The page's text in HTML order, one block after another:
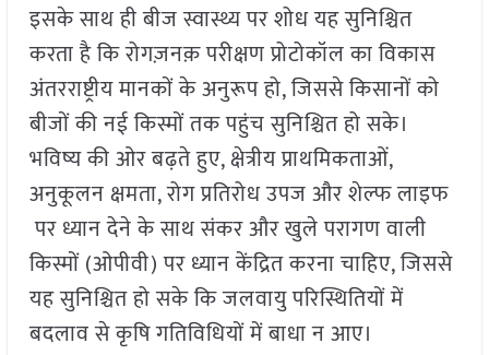
इसके साथ ही बीज स्वास्थ्य पर शोध यह सुनिश्चित
करता है कि रोगज़नक़ परीक्षण प्रोटोकॉल का विकास
अंतरराष्ट्रीय मानकों के अनुरूप हो, जिससे किसानों को
बीजों की नई किस्मों तक पहुंच सुनिश्चित हो सके।
भविष्य की ओर बढ़ते हुए, क्षेत्रीय प्राथमिकताओं,
अनुकूलन क्षमता, रोग प्रतिरोध उपज और शेल्फ लाइफ
पर ध्यान देने के साथ संकर और खुले परागण वाली
किस्मों (ओपीवी) पर ध्यान केंद्रित करना चाहिए, जिससे
यह सुनिश्चित हो सके कि जलवायु परिस्थितियों में
बदलाव से कृषि गतिविधियों में बाधा न आए।